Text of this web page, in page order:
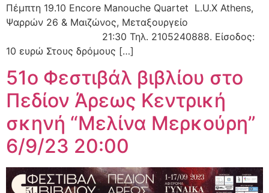
Πέμπτη 19.10 Encore Manouche Quartet L.U.X Athens,
Ψαρρών 26 & Μαιζώνος, Μεταξουργείο
21:30 Τηλ. 2105240888. Είσοδος:
10 ευρώ Στους δρόμους […]
51o Φεστιβάλ βιβλίου στο
Πεδίον Άρεως Κεντρική
σκηνή “Μελίνα Μερκούρη”
6/9/23 20:00